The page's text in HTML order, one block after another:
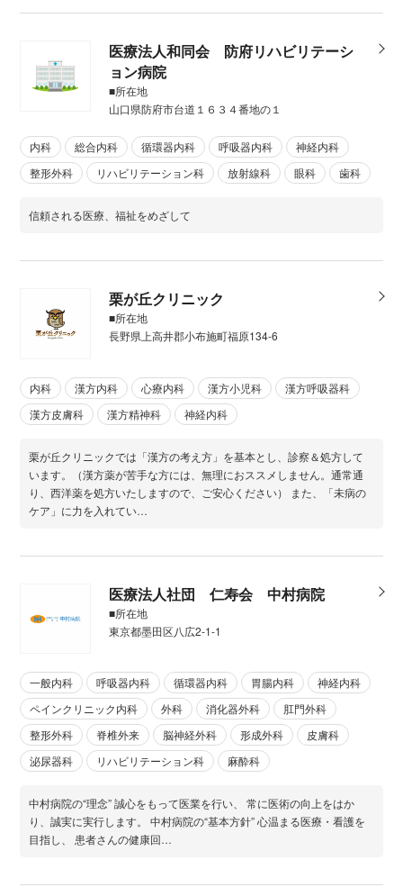
医療法人和同会 防府リハビリテーシ
ョン病院
■所在地
山口県防府市台道１６３４番地の１
内科 総合内科 循環器内科 呼吸器内科
神経内科
整形外科
リハビリテーション科 放射線科 眼科 歯科
信頼される医療、福祉をめざして
栗が丘クリニック
■所在地
長野県上高井郡小布施町福原134-6
内科 漢方内科 心療内科 漢方小児科
漢方呼吸器科
漢方皮膚科
漢方精神科 神経内科
栗が丘クリニックでは「漢方の考え方」を基本とし、診察＆処方して
います。（漢方薬が苦手な方には、無理におススメしません。通常通
り、西洋薬を処方いたしますので、ご安心ください） また、「未病の
ケア」に力を入れてい…
医療法人社団 仁寿会 中村病院
■所在地
東京都墨田区八広2-1-1
一般内科 呼吸器内科 循環器内科 胃腸内科
神経内科
ペインクリニック内科
外科 消化器外科
肛門外科
整形外科
脊椎外来 脳神経外科 形成外科
皮膚科
泌尿器科
リハビリテーション科 麻酔科
中村病院の“理念” 誠心をもって医業を行い、 常に医術の向上をはか
り、誠実に実行します。 中村病院の“基本方針” 心温まる医療・看護を
目指し、 患者さんの健康回…